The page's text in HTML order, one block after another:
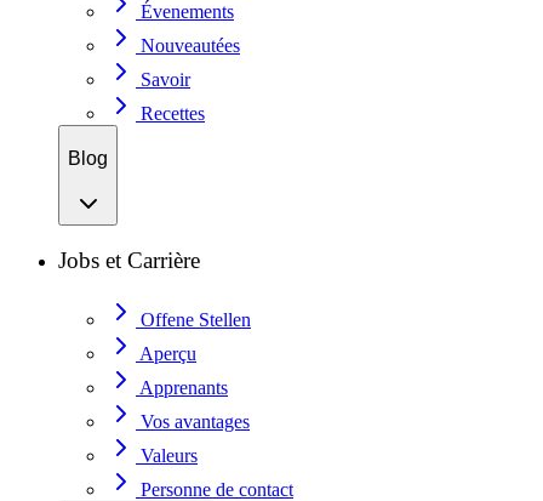
Évenements
Nouveautées
Savoir
Recettes
Blog
Jobs et Carrière
Offene Stellen
Aperçu
Apprenants
Vos avantages
Valeurs
Personne de contact